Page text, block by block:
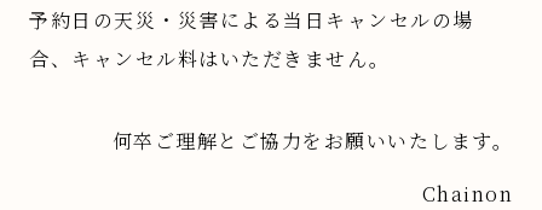
予約日の天災・災害による当日キャンセルの場
合、キャンセル料はいただきません。
何卒ご理解とご協力をお願いいたします。
Chainon